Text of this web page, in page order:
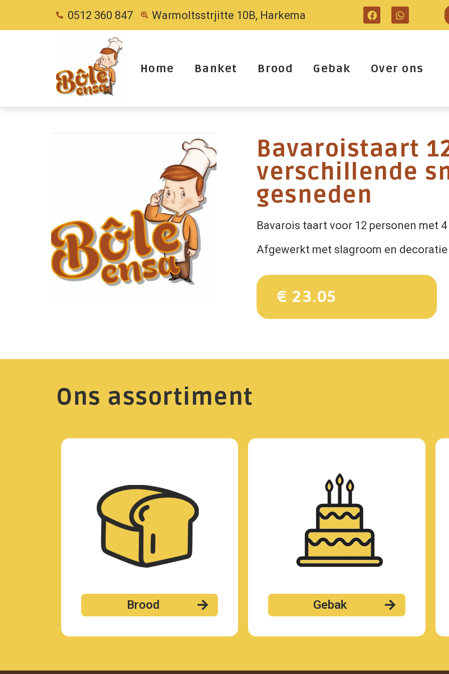
0512 360 847 Warmoltsstrjitte 10B, Harkema
Home Banket Brood Gebak Over ons
Bavaroistaart
verschillende
gesneden
Bavarois taart voor 12 personen met
Afgewerkt met slagroom en decoratie
€ 23.05
Ons assortiment
Brood Gebak